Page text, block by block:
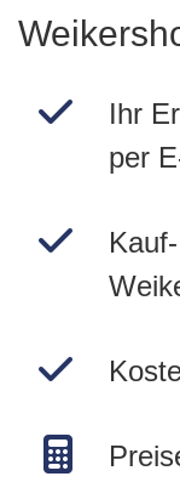
Ihr
per